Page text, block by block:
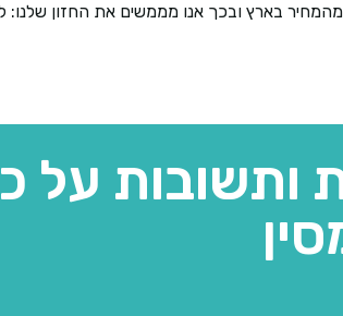
בארץ ובכך אנו מממשים את החזון שלנו:
ותשובות על